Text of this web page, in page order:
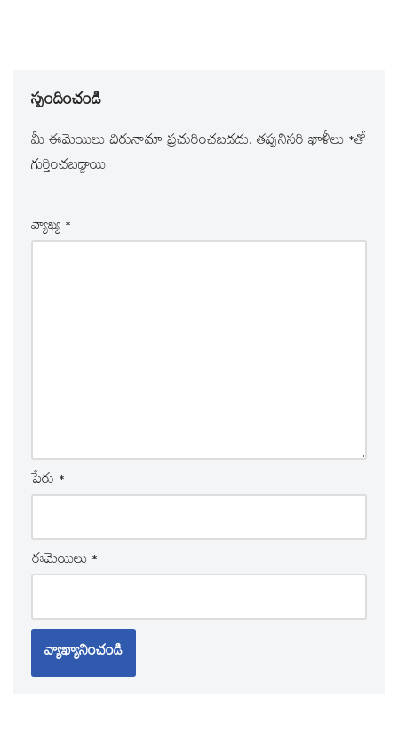
స్పందించండి
మీ ఈమెయిలు చిరునామా ప్రచురించబడదు. తప్పనిసరి ఖాళీలు *‌తో
గుర్తించబడ్డాయి
వ్యాఖ్య *
పేరు *
ఈమెయిలు *